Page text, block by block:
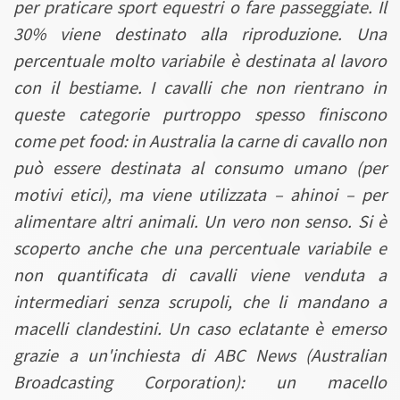
per praticare sport equestri o fare passeggiate. Il
30% viene destinato alla riproduzione. Una
percentuale molto variabile è destinata al lavoro
con il bestiame. I cavalli che non rientrano in
queste categorie purtroppo spesso finiscono
come pet food: in Australia la carne di cavallo non
può essere destinata al consumo umano (per
motivi etici), ma viene utilizzata – ahinoi – per
alimentare altri animali. Un vero non senso. Si è
scoperto anche che una percentuale variabile e
non quantificata di cavalli viene venduta a
intermediari senza scrupoli, che li mandano a
macelli clandestini. Un caso eclatante è emerso
grazie a un'inchiesta di ABC News (Australian
Broadcasting Corporation): un macello